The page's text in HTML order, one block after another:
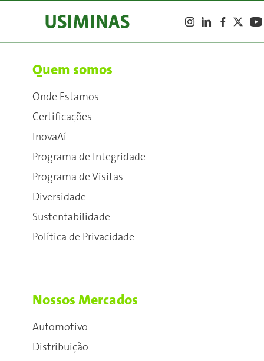
Quem somos
Onde Estamos
Certificações
InovaAí
Programa de Integridade
Programa de Visitas
Diversidade
Sustentabilidade
Política de Privacidade
Nossos Mercados
Automotivo
Distribuição